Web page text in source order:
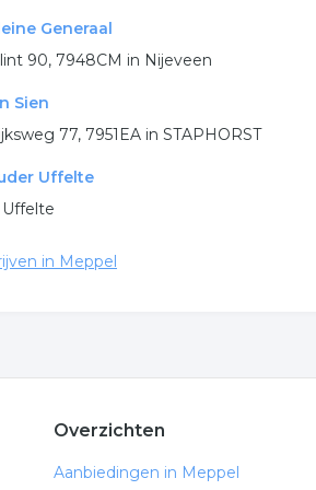
Generaal
90, 7948CM in Nijeveen
Sien
77, 7951EA in STAPHORST
Uffelte
Uffelte
in Meppel
Overzichten
Aanbiedingen in Meppel